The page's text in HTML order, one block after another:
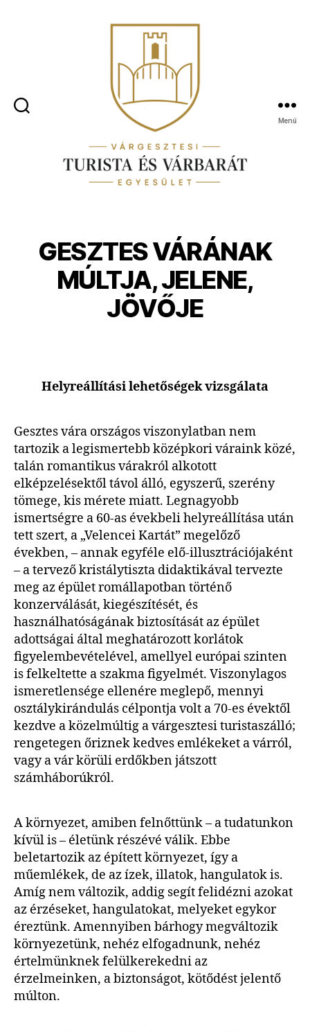
VÁRRÓL
Menü
GESZTES VÁRÁNAK
MÚLTJA, JELENE,
JÖVŐJE
Helyreállítási lehetőségek vizsgálata
Gesztes vára országos viszonylatban nem
tartozik a legismertebb középkori váraink közé,
talán romantikus várakról alkotott
elképzelésektől távol álló, egyszerű, szerény
tömege, kis mérete miatt. Legnagyobb
ismertségre a 60-as évekbeli helyreállítása után
tett szert, a „Velencei Kartát” megelőző
években, – annak egyféle elő-illusztrációjaként
– a tervező kristálytiszta didaktikával tervezte
meg az épület romállapotban történő
konzerválását, kiegészítését, és
használhatóságának biztosítását az épület
adottságai által meghatározott korlátok
figyelembevételével, amellyel európai szinten
is felkeltette a szakma figyelmét. Viszonylagos
ismeretlensége ellenére meglepő, mennyi
osztálykirándulás célpontja volt a 70-es évektől
kezdve a közelmúltig a várgesztesi turistaszálló;
rengetegen őriznek kedves emlékeket a várról,
vagy a vár körüli erdőkben játszott
számháborúkról.
A környezet, amiben felnőttünk – a tudatunkon
kívül is – életünk részévé válik. Ebbe
beletartozik az épített környezet, így a
műemlékek, de az ízek, illatok, hangulatok is.
Amíg nem változik, addig segít felidézni azokat
az érzéseket, hangulatokat, melyeket egykor
éreztünk. Amennyiben bárhogy megváltozik
környezetünk, nehéz elfogadnunk, nehéz
értelmünknek felülkerekedni az
érzelmeinken, a biztonságot, kötődést jelentő
múlton.